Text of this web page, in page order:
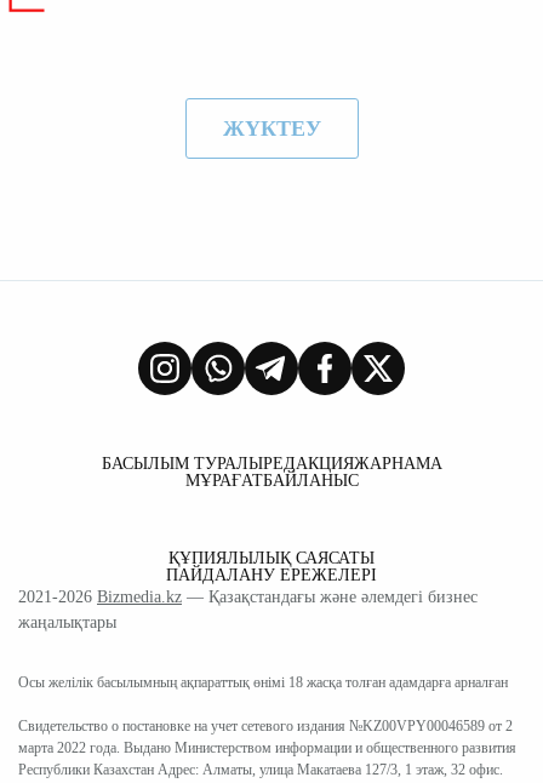
ЖҮКТЕУ
БАСЫЛЫМ ТУРАЛЫРЕДАКЦИЯЖАРНАМА
МҰРАҒАТБАЙЛАНЫС
ҚҰПИЯЛЫЛЫҚ САЯСАТЫ
ПАЙДАЛАНУ ЕРЕЖЕЛЕРІ
2021-2026 Bizmedia.kz — Қазақстандағы және әлемдегі бизнес
жаңалықтары
Осы желілік басылымның ақпараттық өнімі 18 жасқа толған адамдарға арналған
Свидетельство о постановке на учет сетевого издания №KZ00VPY00046589 от 2
марта 2022 года. Выдано Министерством информации и общественного развития
Республики Казахстан Адрес: Алматы, улица Макатаева 127/3, 1 этаж, 32 офис.